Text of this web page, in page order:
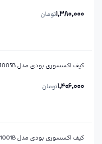
1,380,000تومان
کیف اکسسوری بودی مدل BG1005B
1,406,000تومان
کیف اکسسوری بودی مدل BG1001B